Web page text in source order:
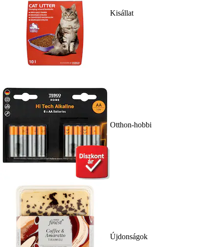
Kisállat
Otthon-hobbi
Újdonságok